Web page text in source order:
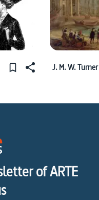
J. M. W. Turner
of ARTE